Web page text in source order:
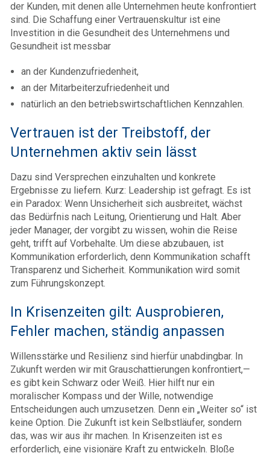
der Kunden, mit denen alle Unternehmen heute konfrontiert
sind. Die Schaffung einer Vertrauenskultur ist eine
Investition in die Gesundheit des Unternehmens und
Gesundheit ist messbar
an der Kundenzufriedenheit,
an der Mitarbeiterzufriedenheit und
natürlich an den betriebswirtschaftlichen Kennzahlen.
Vertrauen ist der Treibstoff, der
Unternehmen aktiv sein lässt
Dazu sind Versprechen einzuhalten und konkrete
Ergebnisse zu liefern. Kurz: Leadership ist gefragt. Es ist
ein Paradox: Wenn Unsicherheit sich ausbreitet, wächst
das Bedürfnis nach Leitung, Orientierung und Halt. Aber
jeder Manager, der vorgibt zu wissen, wohin die Reise
geht, trifft auf Vorbehalte. Um diese abzubauen, ist
Kommunikation erforderlich, denn Kommunikation schafft
Transparenz und Sicherheit. Kommunikation wird somit
zum Führungskonzept.
In Krisenzeiten gilt: Ausprobieren,
Fehler machen, ständig anpassen
Willensstärke und Resilienz sind hierfür unabdingbar. In
Zukunft werden wir mit Grauschattierungen konfrontiert,—
es gibt kein Schwarz oder Weiß. Hier hilft nur ein
moralischer Kompass und der Wille, notwendige
Entscheidungen auch umzusetzen. Denn ein „Weiter so“ ist
keine Option. Die Zukunft ist kein Selbstläufer, sondern
das, was wir aus ihr machen. In Krisenzeiten ist es
erforderlich, eine visionäre Kraft zu entwickeln. Bloße